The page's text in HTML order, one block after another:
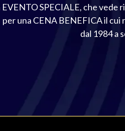
EVENTO SPECIALE, che vede
per una CENA BENEFICA il cui
dal 1984 a